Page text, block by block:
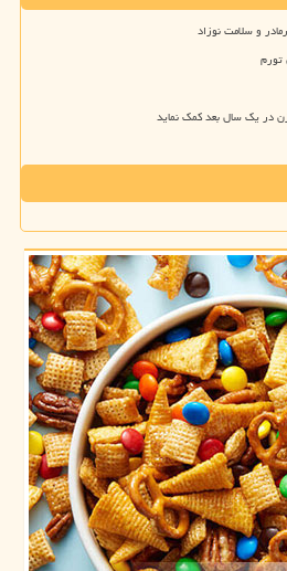
و سلامت نوزاد
تورم